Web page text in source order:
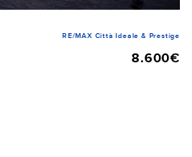
RE/MAX Città Ideale & Prestige
8.600€